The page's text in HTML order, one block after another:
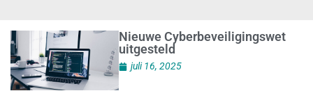
Nieuwe Cyberbeveiligingswet
uitgesteld
juli 16, 2025